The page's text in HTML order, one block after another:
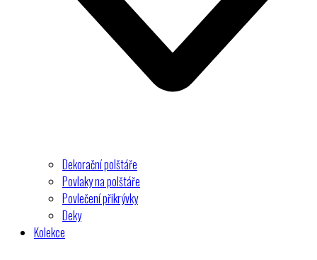
Dekorační polštáře
Povlaky na polštáře
Povlečení přikrývky
Deky
Kolekce